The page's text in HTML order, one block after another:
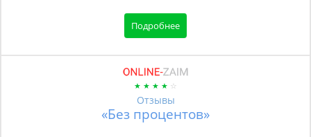
Подробнее
Отзывы
«Без процентов»